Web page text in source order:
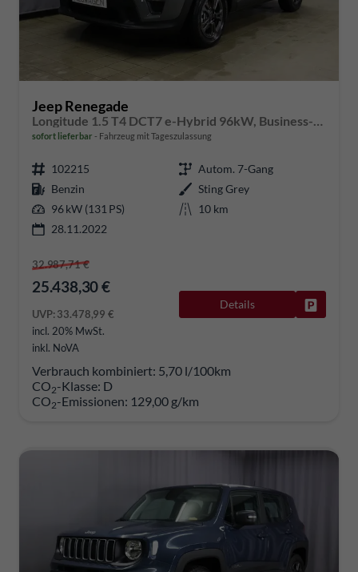
Jeep Renegade
sofort lieferbar Fahrzeug mit Tageszulassung
102215
Autom. 7-Gang
Benzin
Sting Grey
96 kW (131 PS)
10 km
28.11.2022
32.987,71 €
25.438,30 €
UVP:33.478,99 €
incl. 20% MwSt.
inkl. NoVA
Details
Verbrauch kombiniert: 5,70 l/100km
CO2-Klasse: D
CO2-Emissionen: 129,00 g/km